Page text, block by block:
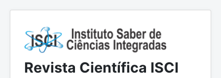
Revista Científica ISCI